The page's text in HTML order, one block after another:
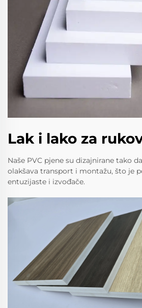
Lak i lako za
Naše PVC pjene su dizajnirane tako
olakšava transport i montažu, što je
entuzijaste i izvođače.